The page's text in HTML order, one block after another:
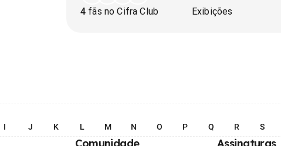
4 fãs no Cifra Club Exibições
I J K L M N O P Q R S